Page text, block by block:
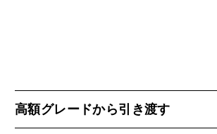
高額グレードから引き渡す